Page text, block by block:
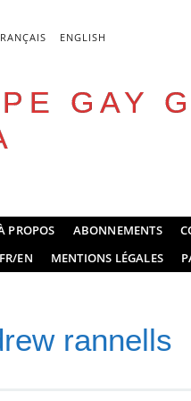
ENGLISH
GAY
PROPOS ABONNEMENTS
EN
MENTIONS LÉGALES
rannells